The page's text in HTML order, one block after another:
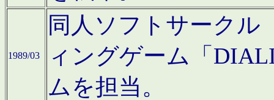
1989/03
同人ソフトサークル
ィングゲーム「
ムを担当。